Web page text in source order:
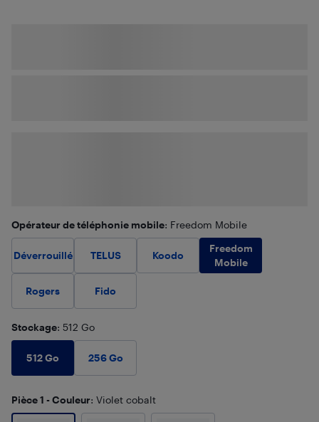
Opérateur de téléphonie mobile: Freedom Mobile
Déverrouillé TELUS Koodo
Freedom
Mobile
Rogers Fido
Stockage: 512 Go
512 Go 256 Go
Pièce 1 - Couleur: Violet cobalt